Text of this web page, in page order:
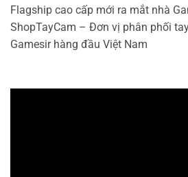
Flagship cao cấp mới ra mắt nhà
ShopTayCam – Đơn vị phân phối
Gamesir hàng đầu Việt Nam